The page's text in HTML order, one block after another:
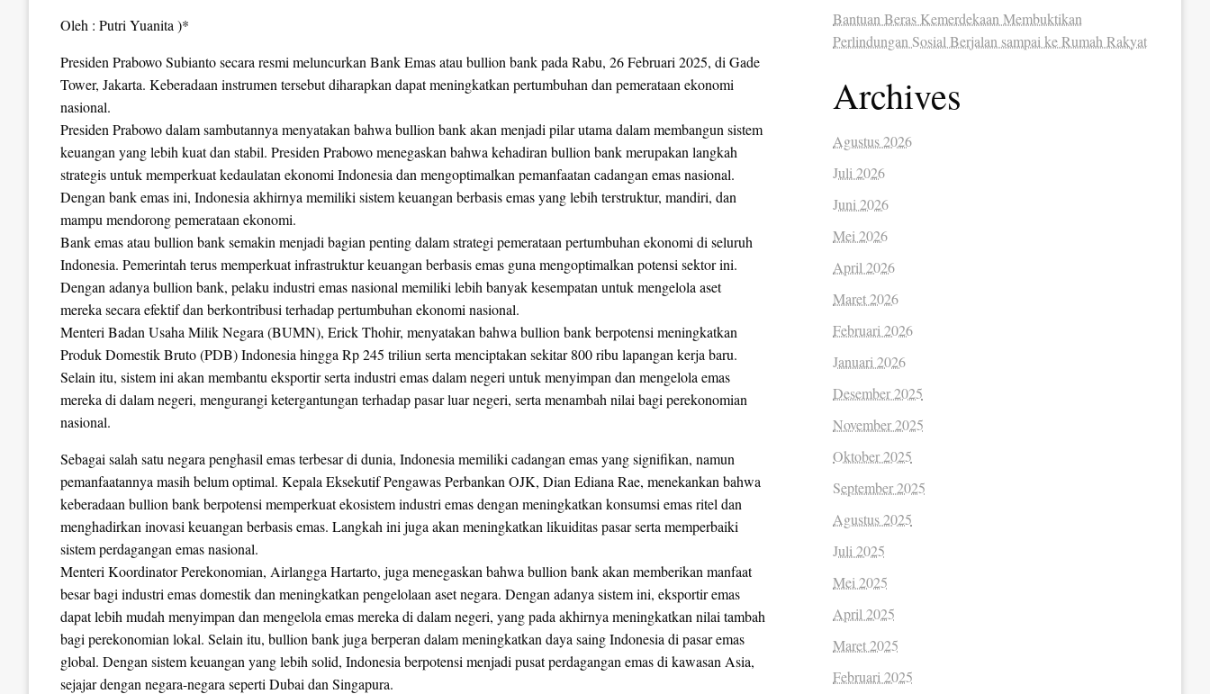
Oleh : Putri Yuanita )*
Presiden Prabowo Subianto secara resmi meluncurkan Bank Emas atau bullion bank pada Rabu, 26 Februari 2025, di Gade
Tower, Jakarta. Keberadaan instrumen tersebut diharapkan dapat meningkatkan pertumbuhan dan pemerataan ekonomi
nasional.
Presiden Prabowo dalam sambutannya menyatakan bahwa bullion bank akan menjadi pilar utama dalam membangun sistem
keuangan yang lebih kuat dan stabil. Presiden Prabowo menegaskan bahwa kehadiran bullion bank merupakan langkah
strategis untuk memperkuat kedaulatan ekonomi Indonesia dan mengoptimalkan pemanfaatan cadangan emas nasional.
Dengan bank emas ini, Indonesia akhirnya memiliki sistem keuangan berbasis emas yang lebih terstruktur, mandiri, dan
mampu mendorong pemerataan ekonomi.
Bank emas atau bullion bank semakin menjadi bagian penting dalam strategi pemerataan pertumbuhan ekonomi di seluruh
Indonesia. Pemerintah terus memperkuat infrastruktur keuangan berbasis emas guna mengoptimalkan potensi sektor ini.
Dengan adanya bullion bank, pelaku industri emas nasional memiliki lebih banyak kesempatan untuk mengelola aset
mereka secara efektif dan berkontribusi terhadap pertumbuhan ekonomi nasional.
Menteri Badan Usaha Milik Negara (BUMN), Erick Thohir, menyatakan bahwa bullion bank berpotensi meningkatkan
Produk Domestik Bruto (PDB) Indonesia hingga Rp 245 triliun serta menciptakan sekitar 800 ribu lapangan kerja baru.
Selain itu, sistem ini akan membantu eksportir serta industri emas dalam negeri untuk menyimpan dan mengelola emas
mereka di dalam negeri, mengurangi ketergantungan terhadap pasar luar negeri, serta menambah nilai bagi perekonomian
nasional.
Sebagai salah satu negara penghasil emas terbesar di dunia, Indonesia memiliki cadangan emas yang signifikan, namun
pemanfaatannya masih belum optimal. Kepala Eksekutif Pengawas Perbankan OJK, Dian Ediana Rae, menekankan bahwa
keberadaan bullion bank berpotensi memperkuat ekosistem industri emas dengan meningkatkan konsumsi emas ritel dan
menghadirkan inovasi keuangan berbasis emas. Langkah ini juga akan meningkatkan likuiditas pasar serta memperbaiki
sistem perdagangan emas nasional.
Menteri Koordinator Perekonomian, Airlangga Hartarto, juga menegaskan bahwa bullion bank akan memberikan manfaat
besar bagi industri emas domestik dan meningkatkan pengelolaan aset negara. Dengan adanya sistem ini, eksportir emas
dapat lebih mudah menyimpan dan mengelola emas mereka di dalam negeri, yang pada akhirnya meningkatkan nilai tambah
bagi perekonomian lokal. Selain itu, bullion bank juga berperan dalam meningkatkan daya saing Indonesia di pasar emas
global. Dengan sistem keuangan yang lebih solid, Indonesia berpotensi menjadi pusat perdagangan emas di kawasan Asia,
sejajar dengan negara-negara seperti Dubai dan Singapura.
Bantuan Beras Kemerdekaan Membuktikan
Perlindungan Sosial Berjalan sampai ke Rumah Rakyat
Archives
Agustus 2026
Juli 2026
Juni 2026
Mei 2026
April 2026
Maret 2026
Februari 2026
Januari 2026
Desember 2025
November 2025
Oktober 2025
September 2025
Agustus 2025
Juli 2025
Mei 2025
April 2025
Maret 2025
Februari 2025